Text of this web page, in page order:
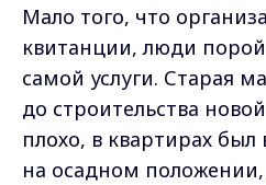
Мало того, что
квитанции, люди
самой услуги. Старая
до строительства
плохо, в квартирах
на осадном